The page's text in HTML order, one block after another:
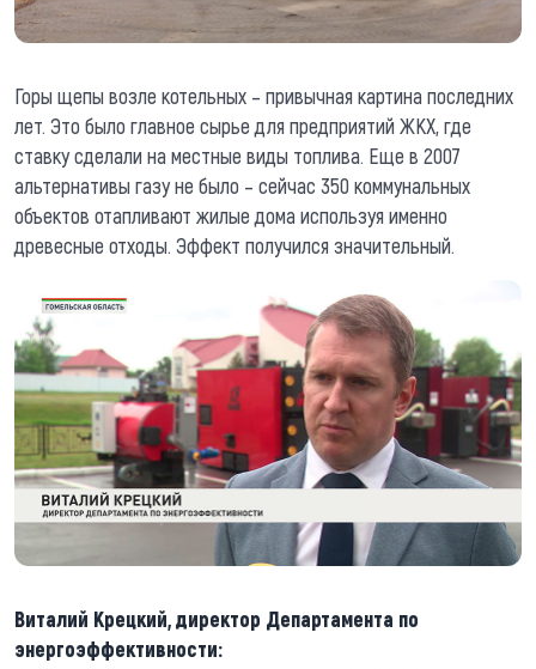
Горы щепы возле котельных – привычная картина последних
лет. Это было главное сырье для предприятий ЖКХ, где
ставку сделали на местные виды топлива. Еще в 2007
альтернативы газу не было – сейчас 350 коммунальных
объектов отапливают жилые дома используя именно
древесные отходы. Эффект получился значительный.
Виталий Крецкий, директор Департамента по
энергоэффективности: